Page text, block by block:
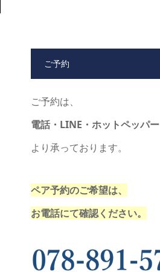
ご予約
ご予約は、
電話・LINE・ホットペッパー
より承っております。
ペア予約のご希望は、
お電話にて確認ください。